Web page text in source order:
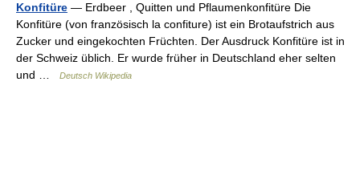
Konfitüre — Erdbeer , Quitten und Pflaumenkonfitüre Die
Konfitüre (von französisch la confiture) ist ein Brotaufstrich aus
Zucker und eingekochten Früchten. Der Ausdruck Konfitüre ist in
der Schweiz üblich. Er wurde früher in Deutschland eher selten
und …
Deutsch Wikipedia